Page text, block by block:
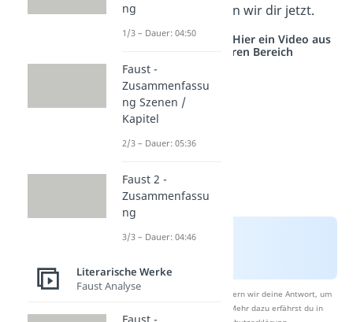
Klingenberg
zeigen wir dir jetzt.
Studyflix vernetzt: Hier ein Video aus
einem anderen Bereich
Nach Beantwortung speichern wir deine Antwort, um
Studyflix zu verbessern. Mehr dazu erfährst du in
ng
1/3 – Dauer: 04:50
Faust -
Zusammenfassu
ng Szenen /
Kapitel
2/3 – Dauer: 05:36
Faust 2 -
Zusammenfassu
ng
3/3 – Dauer: 04:46
Literarische Werke
Faust Analyse